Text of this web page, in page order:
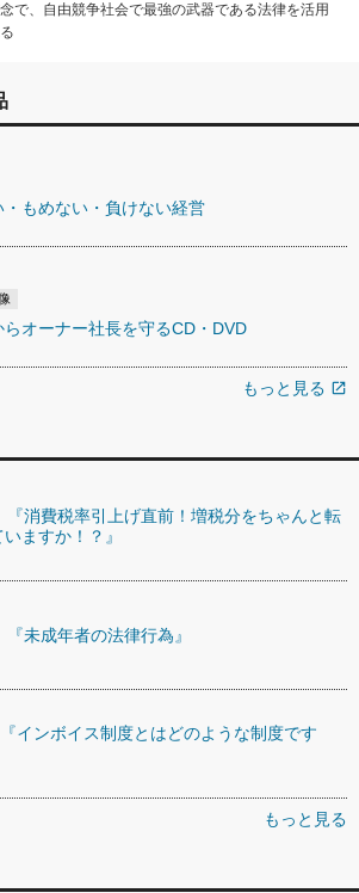
で、自由競争社会で最強の武器である法律を活用
・もめない・負けない経営
らオーナー社長を守るCD・DVD
もっと見る open_in_new
消費税率引上げ直前！増税分をちゃんと転
ますか！？』
未成年者の法律行為』
インボイス制度とはどのような制度です
もっと見る